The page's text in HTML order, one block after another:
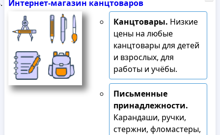
Интернет-магазин канцтоваров
Канцтовары. Низкие
цены на любые
канцтовары для детей
и взрослых, для
работы и учёбы.
Письменные
принадлежности.
Карандаши, ручки,
стержни, фломастеры,